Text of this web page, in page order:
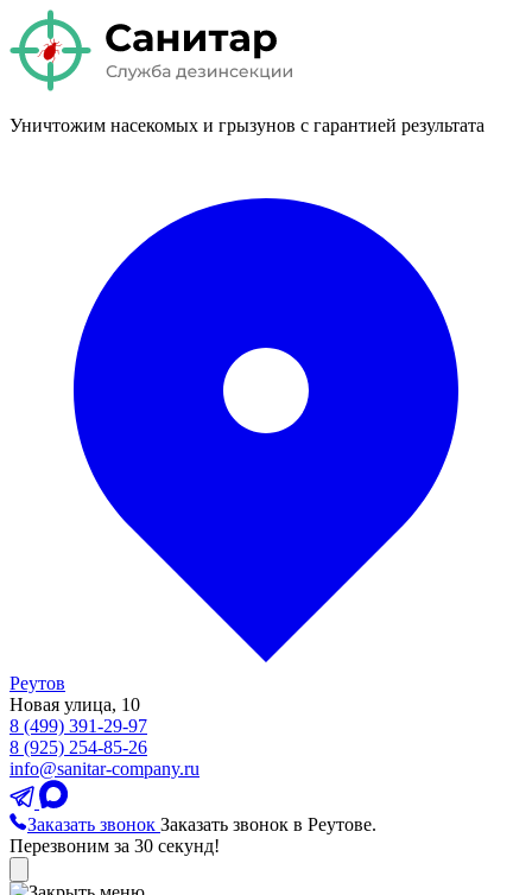
Уничтожим насекомых и грызунов с гарантией результата
Реутов
Новая улица, 10
8 (499) 391-29-97
8 (925) 254-85-26
info@sanitar-company.ru
Заказать звонок Заказать звонок в Реутове.
Перезвоним за 30 секунд!